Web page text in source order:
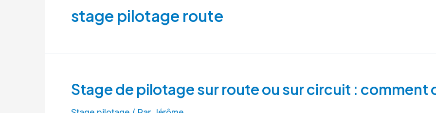
stage pilotage route
Stage de pilotage sur route ou sur circuit : comment